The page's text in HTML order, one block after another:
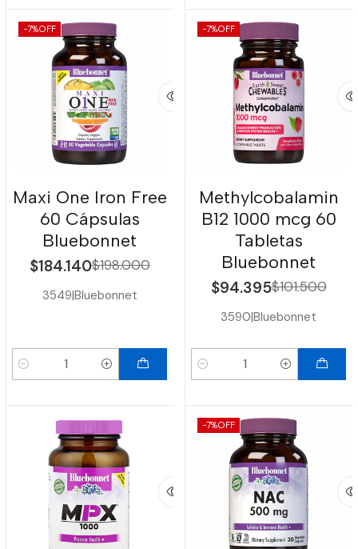
-7%OFF
Maxi One Iron Free
60 Cápsulas
Bluebonnet
$184.140$198.000
3549|Bluebonnet
Cantidad
-7%OFF
Methylcobalamin
B12 1000 mcg 60
Tabletas
Bluebonnet
$94.395$101.500
3590|Bluebonnet
Cantidad
-7%OFF